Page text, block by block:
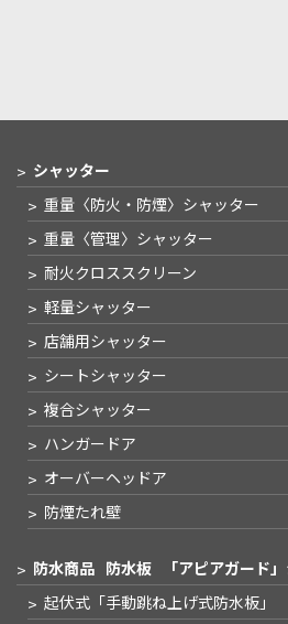
シャッター
重量〈防火・防煙〉 シャッター
重量〈管理〉 シャッター
耐火クロススクリーン
軽量シャッター
店舗用シャッター
シートシャッター
複合シャッター
ハンガードア
オーバーヘッドア
防煙たれ壁
防水商品 防水板
「アピアガード
起伏式 「手動跳ね上げ式防水板」